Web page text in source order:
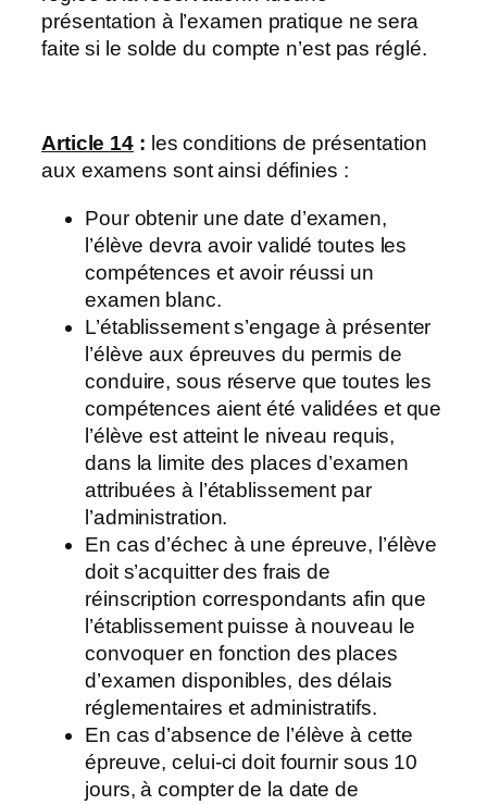
présentation à l’examen pratique ne sera
faite si le solde du compte n’est pas réglé.
Article 14 : les conditions de présentation
aux examens sont ainsi définies :
Pour obtenir une date d’examen,
l’élève devra avoir validé toutes les
compétences et avoir réussi un
examen blanc.
L’établissement s’engage à présenter
l’élève aux épreuves du permis de
conduire, sous réserve que toutes les
compétences aient été validées et que
l’élève est atteint le niveau requis,
dans la limite des places d’examen
attribuées à l’établissement par
l’administration.
En cas d’échec à une épreuve, l’élève
doit s’acquitter des frais de
réinscription correspondants afin que
l’établissement puisse à nouveau le
convoquer en fonction des places
d’examen disponibles, des délais
réglementaires et administratifs.
En cas d’absence de l’élève à cette
épreuve, celui-ci doit fournir sous 10
jours, à compter de la date de